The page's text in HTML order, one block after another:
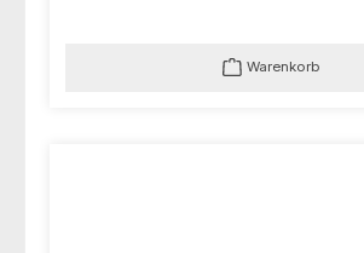
Warenkorb